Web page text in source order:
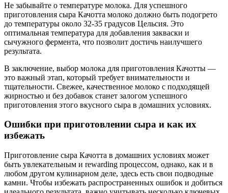
Не забывайте о температуре молока. Для успешного
приготовления сыра Качотта молоко должно быть подогрето
до температуры около 32-35 градусов Цельсия. Это
оптимальная температура для добавления закваски и
сычужного фермента, что позволит достичь наилучшего
результата.
В заключение, выбор молока для приготовления Качотты —
это важный этап, который требует внимательности и
тщательности. Свежее, качественное молоко с подходящей
жирностью и без добавок станет залогом успешного
приготовления этого вкусного сыра в домашних условиях.
Ошибки при приготовлении сыра и как их
избежать
Приготовление сыра Качотта в домашних условиях может
быть увлекательным и rewarding процессом, однако, как и в
любом другом кулинарном деле, здесь есть свои подводные
камни. Чтобы избежать распространенных ошибок и добиться